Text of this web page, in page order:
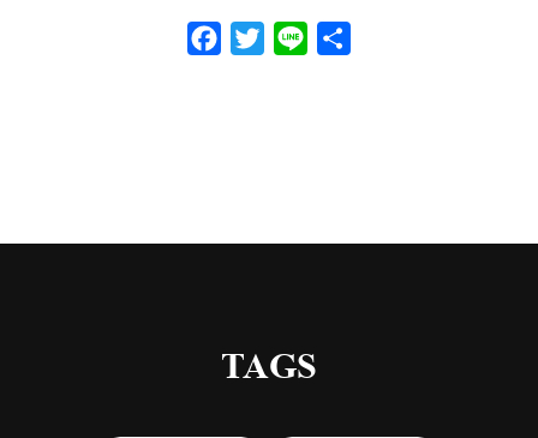
FacebookTwitterLine
TAGS